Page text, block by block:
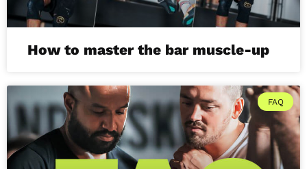
How to master the bar muscle-up
FAQ